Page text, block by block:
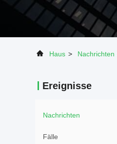
Haus > Nachrichten
Ereignisse
Nachrichten
Fälle